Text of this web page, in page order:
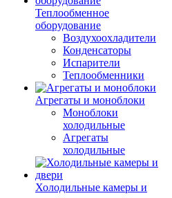
Теплообменное
оборудование
Воздухоохладители
Конденсаторы
Испарители
Теплообменники
Агрегаты и моноблоки
Моноблоки
холодильные
Агрегаты
холодильные
Холодильные камеры и